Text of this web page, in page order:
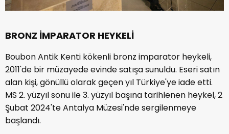
BRONZ İMPARATOR HEYKELİ
Boubon Antik Kenti kökenli bronz imparator heykeli,
2011'de bir müzayede evinde satışa sunuldu. Eseri satın
alan kişi, gönüllü olarak geçen yıl Türkiye'ye iade etti.
MS 2. yüzyıl sonu ile 3. yüzyıl başına tarihlenen heykel, 2
Şubat 2024'te Antalya Müzesi'nde sergilenmeye
başlandı.